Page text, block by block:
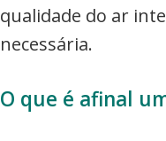
qualidade do ar
necessária.
O que é afinal